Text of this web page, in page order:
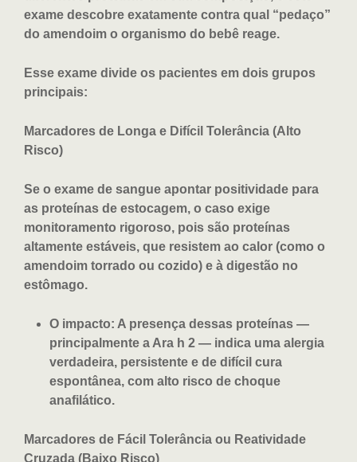
exame descobre exatamente contra qual “pedaço”
do amendoim o organismo do bebê reage.
Esse exame divide os pacientes em dois grupos
principais:
Marcadores de Longa e Difícil Tolerância (Alto
Risco)
Se o exame de sangue apontar positividade para
as proteínas de estocagem, o caso exige
monitoramento rigoroso, pois são proteínas
altamente estáveis, que resistem ao calor (como o
amendoim torrado ou cozido) e à digestão no
estômago.
O impacto: A presença dessas proteínas —
principalmente a Ara h 2 — indica uma alergia
verdadeira, persistente e de difícil cura
espontânea, com alto risco de choque
anafilático.
Marcadores de Fácil Tolerância ou Reatividade
Cruzada (Baixo Risco)